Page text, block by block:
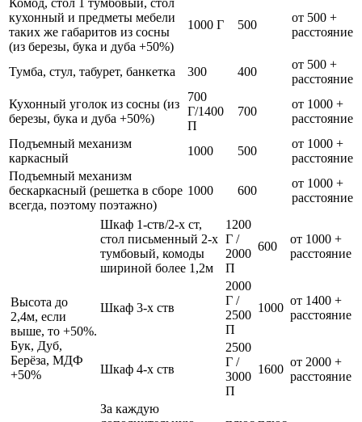
Комод, стол 1 тумбовый, стол
кухонный и предметы мебели
таких же габаритов из сосны
(из березы, бука и дуба +50%)
1000 Г 500
от 500 +
расстояние
Тумба, стул, табурет, банкетка 300 400
от 500 +
расстояние
Кухонный уголок из сосны (из
березы, бука и дуба +50%)
700
Г/1400
П
700
от 1000 +
расстояние
Подъемный механизм
каркасный
1000 500
от 1000 +
расстояние
Подъемный механизм
бескаркасный (решетка в сборе
всегда, поэтому поэтажно)
1000 600
от 1000 +
расстояние
Высота до
2,4м, если
выше, то +50%.
Бук, Дуб,
Берёза, МДФ
+50%
Шкаф 1-ств/2-х ст,
стол письменный 2-х
тумбовый, комоды
шириной более 1,2м
1200
Г /
2000
П
600
от 1000 +
расстояние
Шкаф 3-х ств
2000
Г /
2500
П
1000
от 1400 +
расстояние
Шкаф 4-х ств
2500
Г /
3000
П
1600
от 2000 +
расстояние
За каждую